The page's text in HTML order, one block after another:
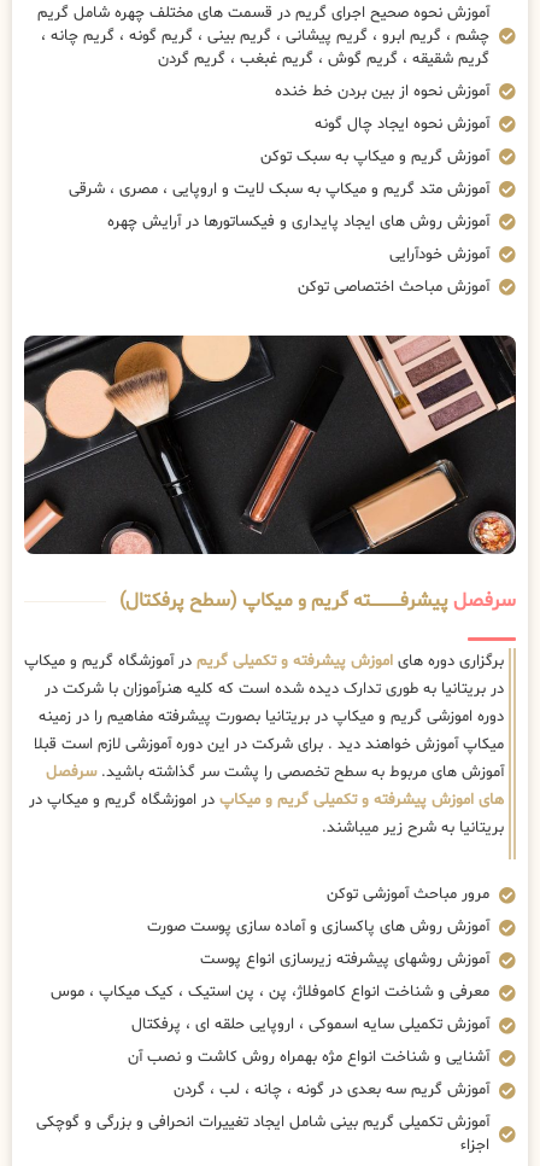
آموزش نحوه صحیح اجرای گریم در قسمت های مختلف چهره شامل گریم
چشم ، گریم ابرو ، گریم پیشانی ، گریم بینی ، گریم گونه ، گریم چانه ،
گریم شقیقه ، گریم گوش ، گریم غبغب ، گریم گردن
آموزش نحوه از بین بردن خط خنده
آموزش نحوه ایجاد چال گونه
آموزش گریم و میکاپ به سبک توکن
آموزش متد گریم و میکاپ به سبک لایت و اروپایی ، مصری ، شرقی
آموزش روش های ایجاد پایداری و فیکساتورها در آرایش چهره
آموزش خودآرایی
آموزش مباحث اختصاصی توکن
سرفصلپیشرفــــــــــــته گریم و میکاپ (سطح پرفکتال)
برگزاری دوره های اموزش پیشرفته و تکمیلی گریم در آموزشگاه گریم و میکاپ
در بریتانیا به طوری تدارک دیده شده است که کلیه هنرآموزان با شرکت در
دوره اموزشی گریم و میکاپ در بریتانیا بصورت پیشرفته مفاهیم را در زمینه
میکاپ آموزش خواهند دید . برای شرکت در این دوره آموزشی لازم است قبلا
آموزش های مربوط به سطح تخصصی را پشت سر گذاشته باشید.سرفصل
های اموزش پیشرفته و تکمیلی گریم و میکاپ در اموزشگاه گریم و میکاپ در
بریتانیا به شرح زیر میباشند.
مرور مباحث آموزشی توکن
آموزش روش های پاکسازی و آماده سازی پوست صورت
آموزش روشهای پیشرفته زیرسازی انواع پوست
معرفی و شناخت انواع کاموفلاژ، پن ، پن استیک ، کیک میکاپ ، موس
آموزش تکمیلی سایه اسموکی ، اروپایی حلقه ای ، پرفکتال
آشنایی و شناخت انواع مژه بهمراه روش کاشت و نصب آن
آموزش گریم سه بعدی در گونه ، چانه ، لب ، گردن
آموزش تکمیلی گریم بینی شامل ایجاد تغییرات انحرافی و بزرگی و گوچکی
اجزاء